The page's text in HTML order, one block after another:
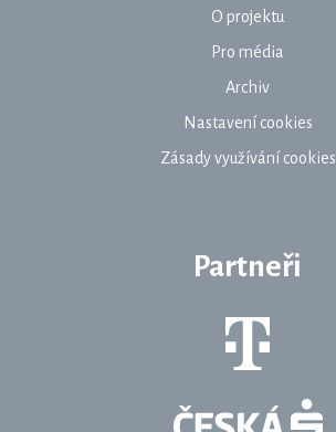
O projektu
Pro média
Archiv
Nastavení cookies
Zásady využívání cookies
Partneři